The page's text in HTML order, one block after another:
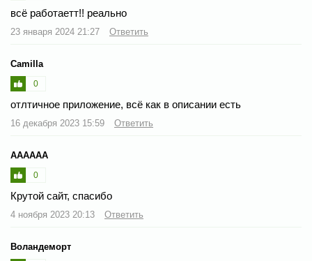
всё работаетт!! реально
23 января 2024 21:27 Ответить
Camilla
0
отлтичное приложение, всё как в описании есть
16 декабря 2023 15:59 Ответить
АААААА
0
Крутой сайт, спасибо
4 ноября 2023 20:13 Ответить
Воландеморт